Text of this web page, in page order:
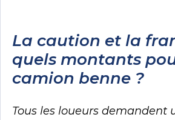
La caution et la
quels montants
camion benne ?
Tous les loueurs demandent